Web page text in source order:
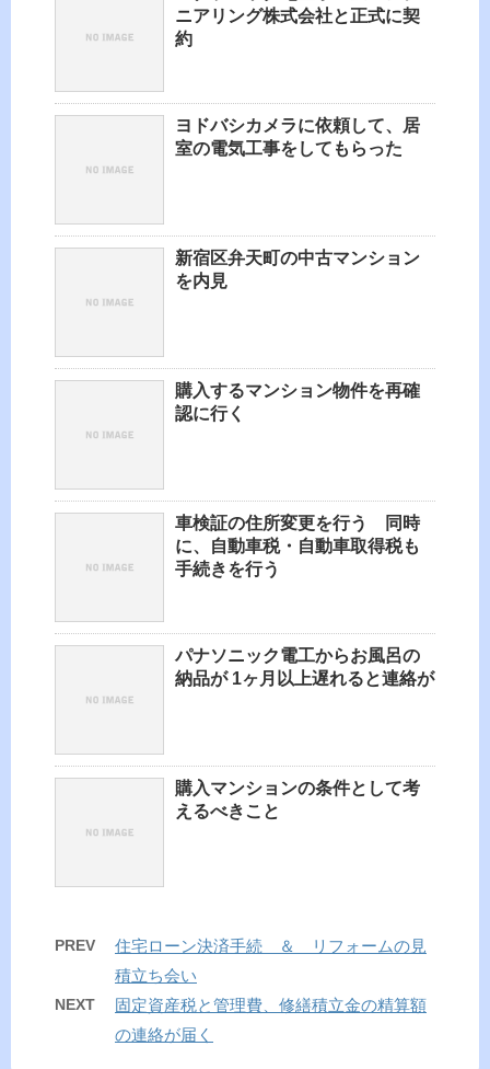
ニアリング株式会社と正式に契
約
ヨドバシカメラに依頼して、居
室の電気工事をしてもらった
新宿区弁天町の中古マンション
を内見
購入するマンション物件を再確
認に行く
車検証の住所変更を行う 同時
に、自動車税・自動車取得税も
手続きを行う
パナソニック電工からお風呂の
納品が 1ヶ月以上遅れると連絡が
購入マンションの条件として考
えるべきこと
PREV
住宅ローン決済手続 ＆ リフォームの見
積立ち会い
NEXT
固定資産税と管理費、修繕積立金の精算額
の連絡が届く